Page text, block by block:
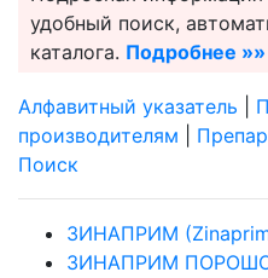
удобный поиск,
каталога. Подробнее »»
Алфавитный указатель
производителям
Поиск
ЗИНАПРИМ
ЗИНАПРИМ